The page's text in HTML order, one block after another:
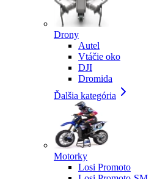
Drony
Autel
Vtáčie oko
DJI
Dromida
Ďalšia kategória
Motorky
Losi Promoto